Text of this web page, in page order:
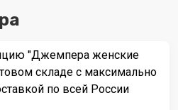
"Джемпера женские
складе с максимально
по всей России